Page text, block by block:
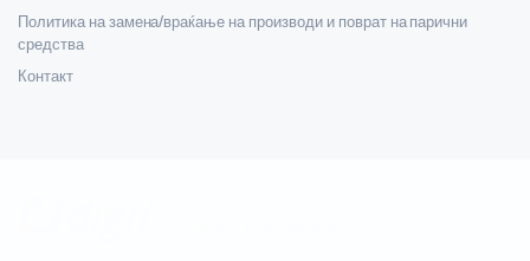
Политика на замена/враќање на производи и поврат на парични
средства
Контакт